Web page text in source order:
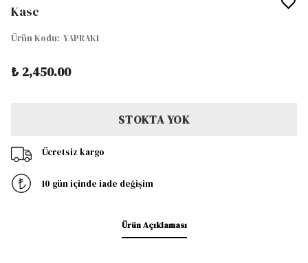
Kase
Ürün Kodu: YAPRAK1
₺ 2,450.00
STOKTA YOK
Ücretsiz kargo
10 gün içinde iade değişim
Ürün Açıklaması